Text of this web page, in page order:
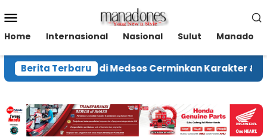
ke
kontenMobile
Home Internasional Nasional Sulut Manado
Berita Terbaru
Perilaku di Medsos Cerminkan Karakter &